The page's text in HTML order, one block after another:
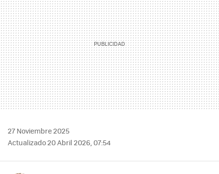
27 Noviembre 2025
Actualizado 20 Abril 2026, 07:54